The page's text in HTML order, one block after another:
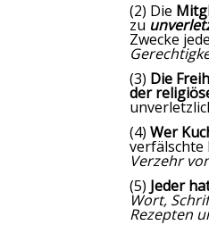
(2) Die
zu
Zwecke
(3) Die
der
(4) Wer
verfälschte
Verzehr
(5) Jeder
Wort,
Rezepten